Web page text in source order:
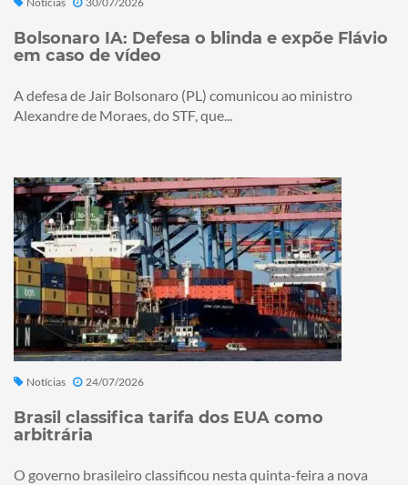
Bolsonaro IA: Defesa o blinda e expõe Flávio
em caso de vídeo
A defesa de Jair Bolsonaro (PL) comunicou ao ministro
Alexandre de Moraes, do STF, que...
Notícias 24/07/2026
Brasil classifica tarifa dos EUA como
arbitrária
O governo brasileiro classificou nesta quinta-feira a nova